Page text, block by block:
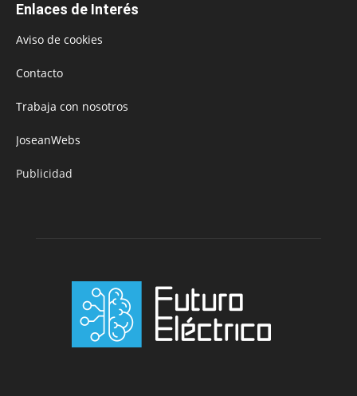
Enlaces de Interés
Aviso de cookies
Contacto
Trabaja con nosotros
JoseanWebs
Publicidad